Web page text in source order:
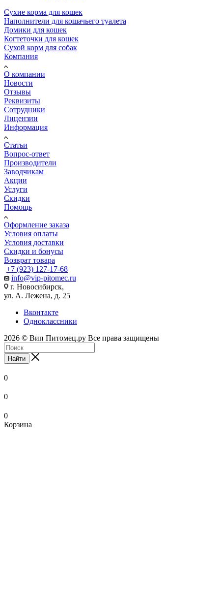
Сухие корма для кошек
Наполнители для кошачьего туалета
Домики для кошек
Когтеточки для кошек
Сухой корм для собак
Компания
О компании
Новости
Отзывы
Реквизиты
Сотрудники
Лицензии
Информация
Статьи
Вопрос-ответ
Производители
Заводчикам
Акции
Услуги
Скидки
Помощь
Оформление заказа
Условия оплаты
Условия доставки
Скидки и бонусы
Возврат товара
+7 (923) 127-17-68
info@vip-pitomec.ru
г. Новосибирск,
ул. А. Лежена, д. 25
Вконтакте
Одноклассники
2026 © Вип Питомец.ру Все права защищены
Найти
0
0
0
Корзина